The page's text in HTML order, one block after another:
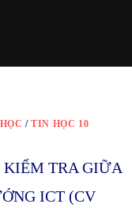
/TIN HỌC 10
TRA GIỮA
ICT (CV